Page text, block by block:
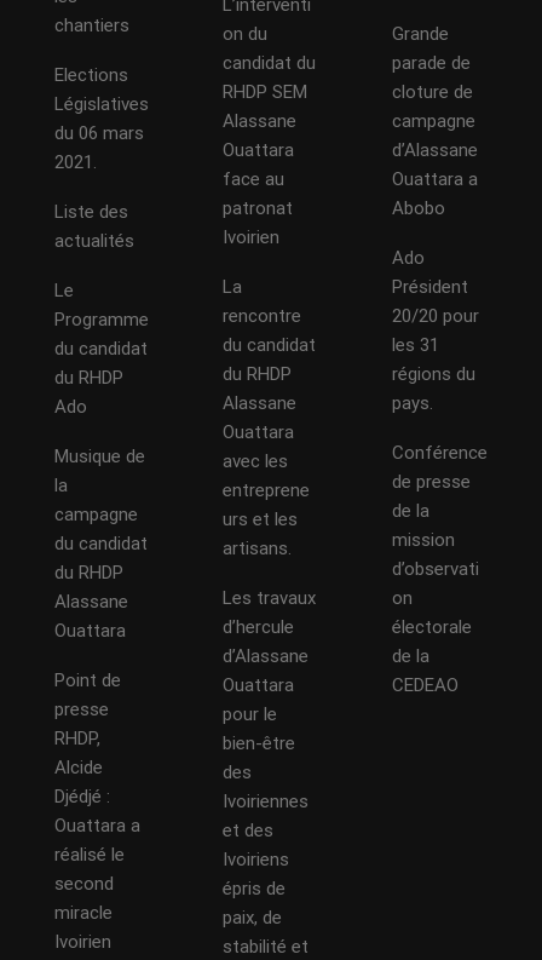
chantiers
Elections
Législatives
du 06 mars
2021.
Liste des
actualités
Le
Programme
du candidat
du RHDP
Ado
Musique de
la
campagne
du candidat
du RHDP
Alassane
Ouattara
Point de
presse
RHDP,
Alcide
Djédjé :
Ouattara a
réalisé le
second
miracle
Ivoirien
L’interventi
on du
candidat du
RHDP SEM
Alassane
Ouattara
face au
patronat
Ivoirien
La
rencontre
du candidat
du RHDP
Alassane
Ouattara
avec les
entreprene
urs et les
artisans.
Les travaux
d’hercule
d’Alassane
Ouattara
pour le
bien-être
des
Ivoiriennes
et des
Ivoiriens
épris de
paix, de
stabilité et
Grande
parade de
cloture de
campagne
d’Alassane
Ouattara a
Abobo
Ado
Président
20/20 pour
les 31
régions du
pays.
Conférence
de presse
de la
mission
d’observati
on
électorale
de la
CEDEAO